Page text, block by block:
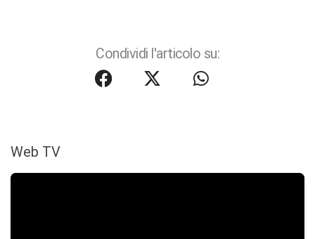
Condividi l'articolo su:
Web TV